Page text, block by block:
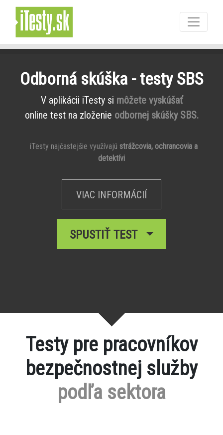
Odborná skúška - testy SBS
V aplikácii iTesty si môžete vyskúšať
online test na zloženie odbornej skúšky SBS.
iTesty najčastejšie využívajú strážcovia, ochrancovia a
detektívi
VIAC INFORMÁCIÍ
SPUSTIŤ TEST
Testy pre pracovníkov
bezpečnostnej služby
podľa sektora